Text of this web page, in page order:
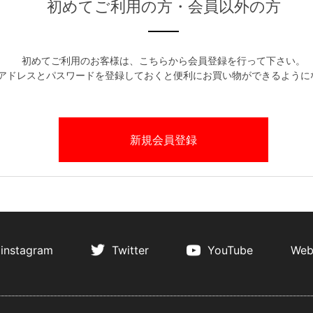
初めてご利用の方・会員以外の方
初めてご利用のお客様は、こちらから会員登録を行って下さい。
ドレスとパスワードを登録しておくと便利にお買い物ができるように
instagram Twitter YouTube